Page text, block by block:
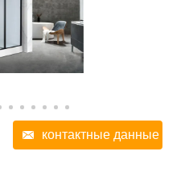
контактные данные